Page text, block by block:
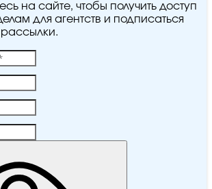
на сайте, чтобы получить доступ
для агентств и подписаться